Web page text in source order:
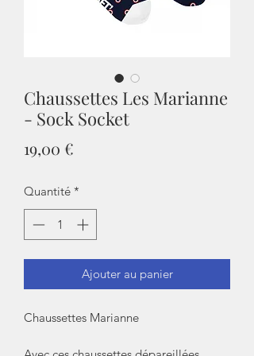
Chaussettes Les Marianne
- Sock Socket
19,00 €
Quantité *
Ajouter au panier
Chaussettes Marianne